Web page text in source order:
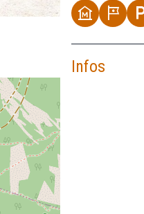
museum tour
Infos